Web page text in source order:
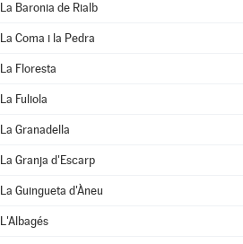
La Baronia de Rialb
La Coma i la Pedra
La Floresta
La Fuliola
La Granadella
La Granja d'Escarp
La Guingueta d'Àneu
L'Albagés